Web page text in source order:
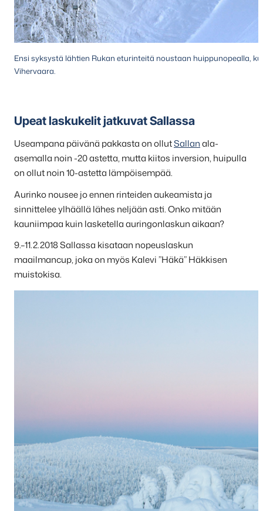
Ensi syksystä lähtien Rukan eturinteitä noustaan huippunopealla,
Vihervaara.
Upeat laskukelit jatkuvat Sallassa
Useampana päivänä pakkasta on ollutSallanala-
asemalla noin -20 astetta, mutta kiitos inversion, huipulla
on ollut noin 10-astetta lämpöisempää.
Aurinko nousee jo ennen rinteiden aukeamista ja
sinnittelee ylhäällä lähes neljään asti. Onko mitään
kauniimpaa kuin lasketella auringonlaskun aikaan?
9.–11.2.2018 Sallassa kisataan nopeuslaskun
maailmancup, joka on myös Kalevi ”Häkä” Häkkisen
muistokisa.